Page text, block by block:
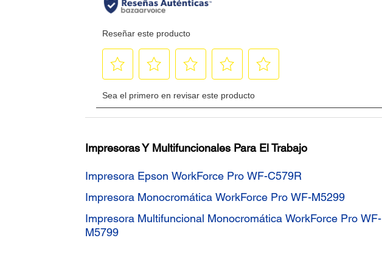
Impresoras Y Multifuncionales Para El Trabajo
Impresora Epson WorkForce Pro WF-C579R
Impresora Monocromática WorkForce Pro WF-M5299
Impresora Multifuncional Monocromática WorkForce Pro WF-
M5799